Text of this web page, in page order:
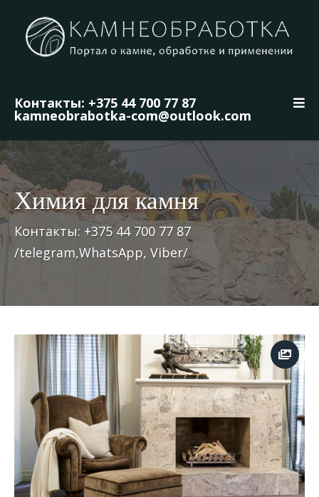
Контакты: +375 44 700 77 87
kamneobrabotka-com@outlook.com
Химия для камня
Контакты: +375 44 700 77 87
/telegram,WhatsApp, Viber/